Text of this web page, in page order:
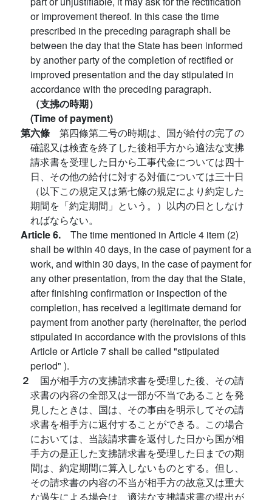
or improvement thereof. In this case the time
prescribed in the preceding paragraph shall be
between the day that the State has been informed
by another party of the completion of rectified or
improved presentation and the day stipulated in
accordance with the preceding paragraph.
（支拂の時期）
(Time of payment)
第六條 第四條第二号の時期は、国が給付の完了の
確認又は検査を終了した後相手方から適法な支拂
請求書を受理した日から工事代金については四十
日、その他の給付に対する対価については三十日
（以下この規定又は第七條の規定により約定した
期間を「約定期間」という。）以内の日としなけ
ればならない。
Article 6. The time mentioned in Article 4 item (2)
shall be within 40 days, in the case of payment for a
work, and within 30 days, in the case of payment for
any other presentation, from the day that the State,
after finishing confirmation or inspection of the
completion, has received a legitimate demand for
payment from another party (hereinafter, the period
stipulated in accordance with the provisions of this
Article or Article 7 shall be called "stipulated
period" ).
２ 国が相手方の支拂請求書を受理した後、その請
求書の内容の全部又は一部が不当であることを発
見したときは、国は、その事由を明示してその請
求書を相手方に返付することができる。この場合
においては、当該請求書を返付した日から国が相
手方の是正した支拂請求書を受理した日までの期
間は、約定期間に算入しないものとする。但し、
その請求書の内容の不当が相手方の故意又は重大
な過失による場合は、適法な支拂請求書の提出が